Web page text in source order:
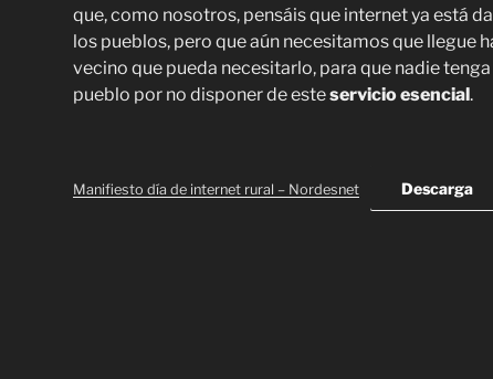
que, como nosotros, pensáis que internet ya está
los pueblos, pero que aún necesitamos que llegue
vecino que pueda necesitarlo, para que nadie tenga
pueblo por no disponer de esteservicio esencial.
Manifiesto día de internet rural – Nordesnet Descarga